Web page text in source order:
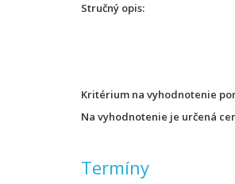
Stručný opis
Kritérium na vyhodnotenie
Na vyhodnotenie je určená
Termíny